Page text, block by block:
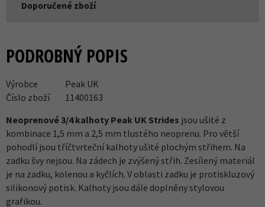
Doporučené zboží
PODROBNÝ POPIS
Výrobce
Peak UK
Číslo zboží
11400163
Neoprenové 3/4 kalhoty Peak UK Strides jsou ušité z
kombinace 1,5 mm a 2,5 mm tlustého neoprenu. Pro větší
pohodlí jsou tříčtvrteční kalhoty ušité plochým střihem. Na
zadku švy nejsou. Na zádech je zvýšený střih. Zesílený materiál
je na zadku, kolenou a kyčlích. V oblasti zadku je protiskluzový
silikonový potisk. Kalhoty jsou dále doplněny stylovou
grafikou.